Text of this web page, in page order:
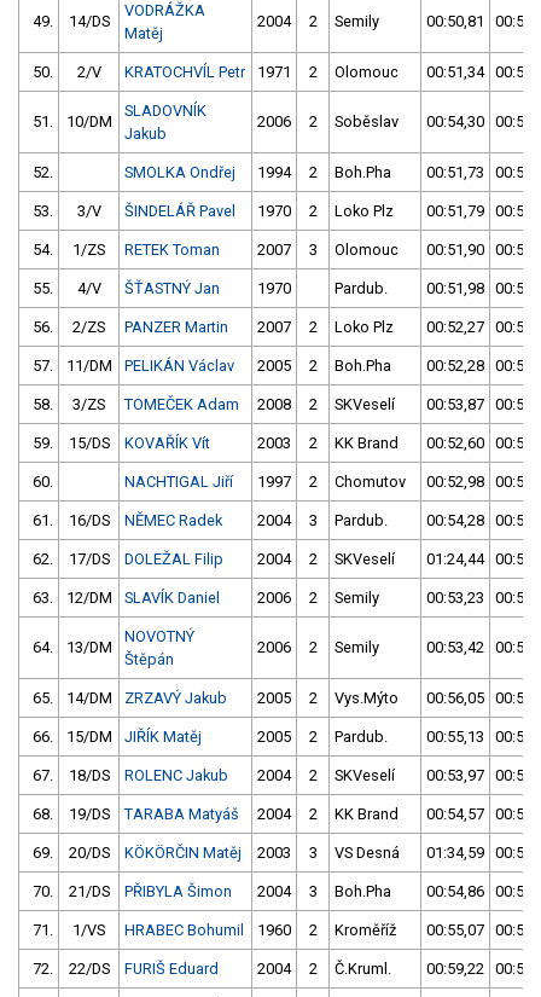
49. 14/DS
VODRÁŽKA
Matěj
2004 2 Semily 00:50,81
50. 2/V KRATOCHVÍL Petr 1971 2 Olomouc 00:51,34
51. 10/DM
SLADOVNÍK
Jakub
2006 2 Soběslav 00:54,30
52. SMOLKA Ondřej 1994 2 Boh.Pha 00:51,73
53. 3/V ŠINDELÁŘ Pavel 1970 2 Loko Plz 00:51,79
54. 1/ZS RETEK Toman 2007 3 Olomouc 00:51,90
55. 4/V ŠŤASTNÝ Jan 1970 Pardub. 00:51,98
56. 2/ZS PANZER Martin 2007 2 Loko Plz 00:52,27
57. 11/DM PELIKÁN Václav 2005 2 Boh.Pha 00:52,28
58. 3/ZS TOMEČEK Adam 2008 2 SKVeselí 00:53,87
59. 15/DS KOVAŘÍK Vít 2003 2 KK Brand 00:52,60
60. NACHTIGAL Jiří 1997 2 Chomutov 00:52,98
61. 16/DS NĚMEC Radek 2004 3 Pardub. 00:54,28
62. 17/DS DOLEŽAL Filip 2004 2 SKVeselí 01:24,44
63. 12/DM SLAVÍK Daniel 2006 2 Semily 00:53,23
64. 13/DM
NOVOTNÝ
Štěpán
2006 2 Semily 00:53,42
65. 14/DM ZRZAVÝ Jakub 2005 2 Vys.Mýto 00:56,05
66. 15/DM JIŘÍK Matěj 2005 2 Pardub. 00:55,13
67. 18/DS ROLENC Jakub 2004 2 SKVeselí 00:53,97
68. 19/DS TARABA Matyáš 2004 2 KK Brand 00:54,57
69. 20/DS KÖKÖRČIN Matěj 2003 3 VS Desná 01:34,59
70. 21/DS PŘIBYLA Šimon 2004 3 Boh.Pha 00:54,86
71. 1/VS HRABEC Bohumil 1960 2 Kroměříž 00:55,07
72. 22/DS FURIŠ Eduard 2004 2 Č.Kruml. 00:59,22